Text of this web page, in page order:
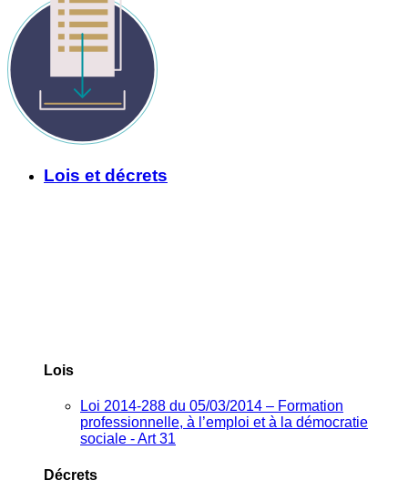
Lois et décrets
Lois
Loi 2014-288 du 05/03/2014 – Formation
professionnelle, à l’emploi et à la démocratie
sociale - Art 31
Décrets